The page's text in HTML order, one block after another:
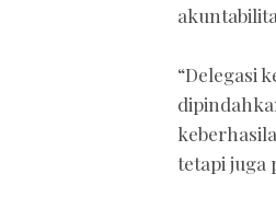
“Delegasi
tetapi juga